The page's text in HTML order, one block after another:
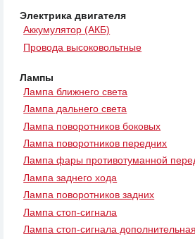
Электрика двигателя
Аккумулятор (АКБ)
Провода высоковольтные
Лампы
Лампа ближнего света
Лампа дальнего света
Лампа поворотников боковых
Лампа поворотников передних
Лампа фары противотуманной
Лампа заднего хода
Лампа поворотников задних
Лампа стоп-сигнала
Лампа стоп-сигнала дополнительная